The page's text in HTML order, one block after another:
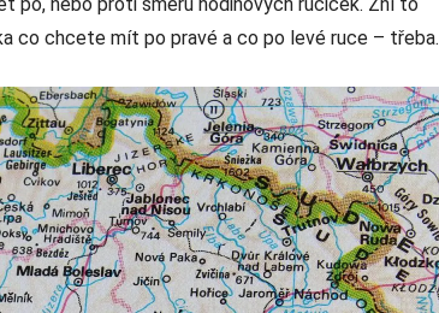
co chcete mít po pravé a co po levé ruce – třeba.